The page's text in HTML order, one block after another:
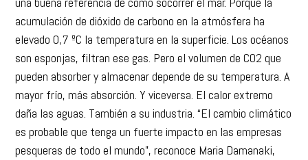
acumulación de dióxido de carbono en la atmósfera ha
elevado 0,7 ºC la temperatura en la superficie. Los océanos
son esponjas, filtran ese gas. Pero el volumen de CO2 que
pueden absorber y almacenar depende de su temperatura. A
mayor frío, más absorción. Y viceversa. El calor extremo
daña las aguas. También a su industria. “El cambio climático
es probable que tenga un fuerte impacto en las empresas
pesqueras de todo el mundo”, reconoce Maria Damanaki,